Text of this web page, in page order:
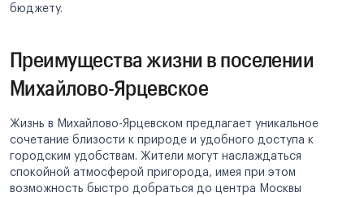
бюджету.
Преимущества жизни в поселении
Михайлово-Ярцевское
Жизнь в Михайлово-Ярцевском предлагает уникальное
сочетание близости к природе и удобного доступа к
городским удобствам. Жители могут наслаждаться
спокойной атмосферой пригорода, имея при этом
возможность быстро добраться до центра Москвы